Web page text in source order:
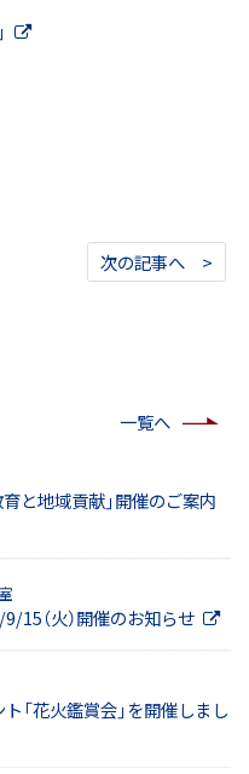
次の記事へ >
一覧へ
と地域貢献」開催のご案内
（火）開催のお知らせ
「花火鑑賞会」を開催しまし